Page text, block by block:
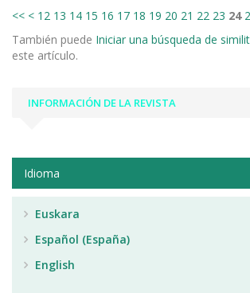
<< < 12 13 14 15 16 17 18 19 20 21 22 23 24
También puede Iniciar una búsqueda de
este artículo.
INFORMACIÓN DE LA REVISTA
Idioma
Euskara
Español (España)
English